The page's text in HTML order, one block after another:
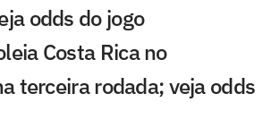
odds do jogo
Costa Rica no
terceira rodada; veja odds